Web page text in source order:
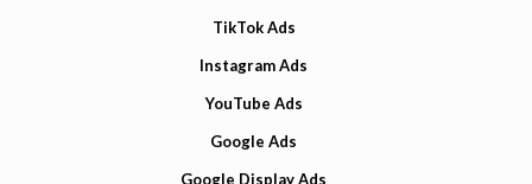
TikTok Ads
Instagram Ads
YouTube Ads
Google Ads
Google Display Ads